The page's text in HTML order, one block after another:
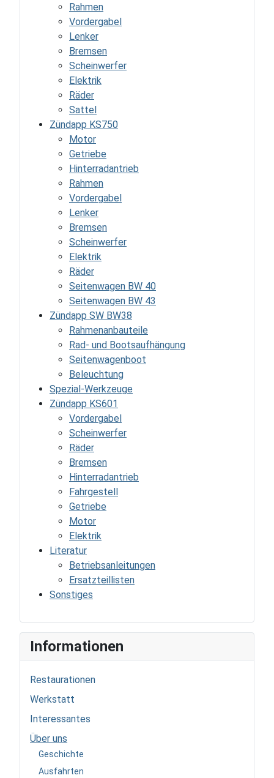
Rahmen
Vordergabel
Lenker
Bremsen
Scheinwerfer
Elektrik
Räder
Sattel
Zündapp KS750
Motor
Getriebe
Hinterradantrieb
Rahmen
Vordergabel
Lenker
Bremsen
Scheinwerfer
Elektrik
Räder
Seitenwagen BW 40
Seitenwagen BW 43
Zündapp SW BW38
Rahmenanbauteile
Rad- und Bootsaufhängung
Seitenwagenboot
Beleuchtung
Spezial-Werkzeuge
Zündapp KS601
Vordergabel
Scheinwerfer
Räder
Bremsen
Hinterradantrieb
Fahrgestell
Getriebe
Motor
Elektrik
Literatur
Betriebsanleitungen
Ersatzteillisten
Sonstiges
Informationen
Restaurationen
Werkstatt
Interessantes
Über uns
Geschichte
Ausfahrten